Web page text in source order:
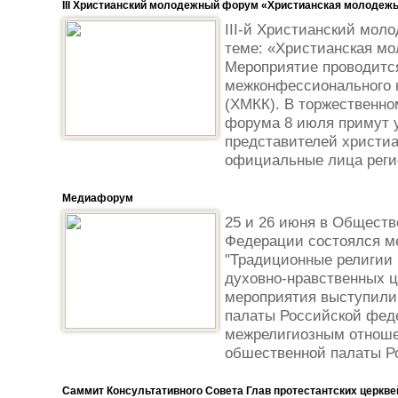
III Христианский молодежный форум «Христианская
III-й Христианский
теме: «Христианская
Мероприятие
межконфессионального
(ХМКК). В
форума 8 июля примут
представителей
официальные лица
Медиафорум
25 и 26 июня в
Федерации состоялся
"Традиционные
духовно-нравственных
мероприятия
палаты Российской
межрелигиозным
обшественной палаты
Саммит Консультативного Совета Глав протестантских